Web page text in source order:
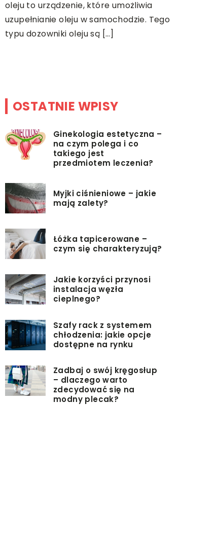
oleju to urządzenie, które umożliwia
uzupełnianie oleju w samochodzie. Tego
typu dozowniki oleju są […]
OSTATNIE WPISY
Ginekologia estetyczna –
na czym polega i co
takiego jest
przedmiotem leczenia?
Myjki ciśnieniowe – jakie
mają zalety?
Łóżka tapicerowane –
czym się charakteryzują?
Jakie korzyści przynosi
instalacja węzła
cieplnego?
Szafy rack z systemem
chłodzenia: jakie opcje
dostępne na rynku
Zadbaj o swój kręgosłup
– dlaczego warto
zdecydować się na
modny plecak?